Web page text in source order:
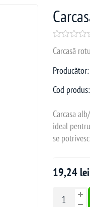
Carcasă
Producător:
Cod produs:
Carcasa
ideal
se
19,24 lei